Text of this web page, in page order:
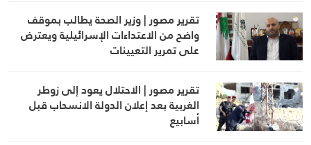
تقرير مصور | وزير الصحة يطالب بموقف
واضح من الاعتداءات الإسرائيلية ويعترض
على تمرير التعيينات
تقرير مصور | الاحتلال يعود إلى زوطر
الغربية بعد إعلان الدولة الانسحاب قبل
أسابيع